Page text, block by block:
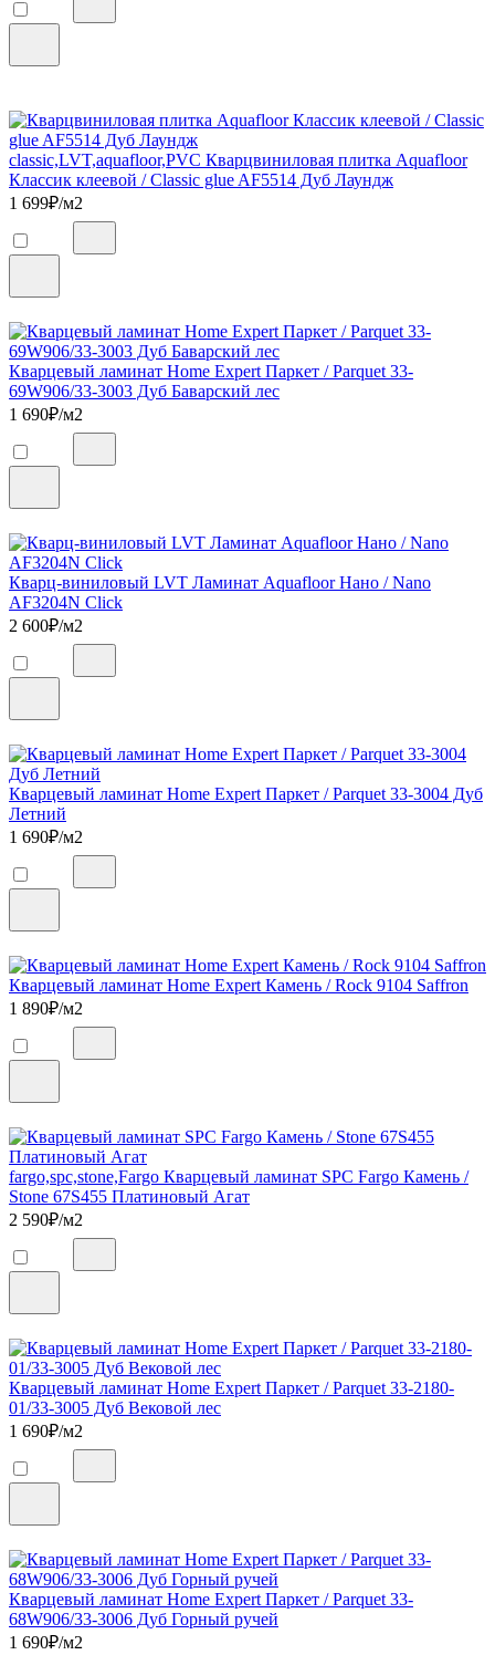
classic,LVT,aquafloor,PVC Кварцвиниловая плитка Aquafloor
Классик клеевой / Classic glue AF5514 Дуб Лаундж
1 699₽/м2
Кварцевый ламинат Home Expert Паркет / Parquet 33-
69W906/33-3003 Дуб Баварский лес
1 690₽/м2
Кварц-виниловый LVT Ламинат Aquafloor Нано / Nano
AF3204N Click
2 600₽/м2
Кварцевый ламинат Home Expert Паркет / Parquet 33-3004 Дуб
Летний
1 690₽/м2
Кварцевый ламинат Home Expert Камень / Rock 9104 Saffron
1 890₽/м2
fargo,spc,stone,Fargo Кварцевый ламинат SPC Fargo Камень /
Stone 67S455 Платиновый Агат
2 590₽/м2
Кварцевый ламинат Home Expert Паркет / Parquet 33-2180-
01/33-3005 Дуб Вековой лес
1 690₽/м2
Кварцевый ламинат Home Expert Паркет / Parquet 33-
68W906/33-3006 Дуб Горный ручей
1 690₽/м2